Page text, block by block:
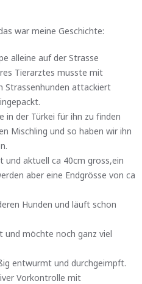
war meine Geschichte:
alleine auf der Strasse
Tierarztes musste mit
Strassenhunden attackiert
in der Türkei für ihn zu finden
Mischling und so haben wir ihn
aktuell ca 40cm gross,ein
aber eine Endgrösse von ca
Hunden und läuft schon
und möchte noch ganz viel
entwurmt und durchgeimpft.
Vorkontrolle mit